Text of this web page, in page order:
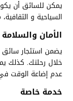
يمكن للسائق أن
السياحية و
الأمان والسلامة
يضمن استئجار
خلال رحلتك. كذلك
عدم إضاعة الوقت
خدمة خاصة